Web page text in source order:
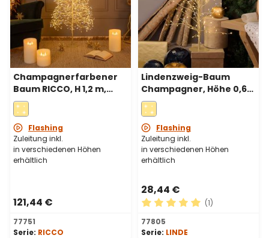
Champagnerfarbener
Baum RICCO, H 1,2 m,
1000 Micro-LEDs in
warmweiß und
kaltweißem,
Innenbereich
Flashing
Zuleitung inkl.
in verschiedenen Höhen
erhältlich
121,44 €
77751
Serie: RICCO
Lindenzweig-Baum
Champagner, Höhe 0,6
m, 160 warmweiße
Mikro-LEDs und
Kaltweiß, Innenbereich
Flashing
Zuleitung inkl.
in verschiedenen Höhen
erhältlich
28,44 €
Durchschnittliche
(1)
77805
Serie: LINDE